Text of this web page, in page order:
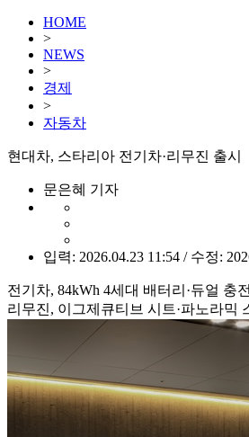
HOME
>
NEWS
>
경제
>
자동차
현대차, 스타리아 전기차·리무진 출시
문은혜 기자
입력: 2026.04.23 11:54 / 수정:
전기차, 84kWh 4세대 배터리·듀얼 충
리무진, 이그제큐티브 시트·파노라믹